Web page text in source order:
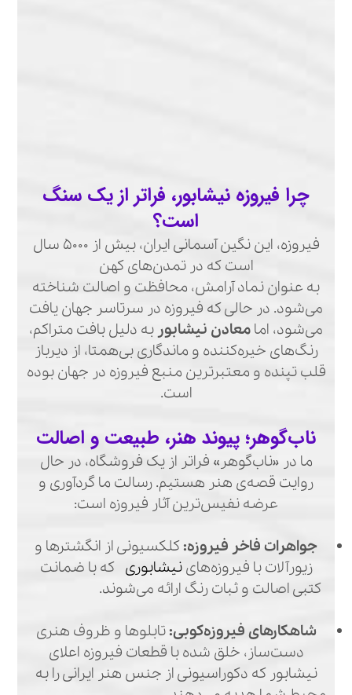
چرا فیروزه نیشابور، فراتر از یک سنگ
است؟
فیروزه، این نگین آسمانی ایران، بیش از ۵۰۰۰ سال
است که در تمدن‌های کهن
به عنوان نماد آرامش، محافظت و اصالت شناخته
می‌شود. در حالی که فیروزه در سرتاسر جهان یافت
می‌شود، امامعادن نیشابوربه دلیل بافت متراکم،
رنگ‌های خیره‌کننده و ماندگاری بی‌همتا، از دیرباز
قلب تپنده و معتبرترین منبع فیروزه در جهان بوده
است.
ناب‌گوهر؛ پیوند هنر، طبیعت و اصالت
ما در «ناب‌گوهر» فراتر از یک فروشگاه، در حال
روایت قصه‌ی هنر هستیم. رسالت ما گردآوری و
عرضه نفیس‌ترین آثار فیروزه است:
جواهرات فاخر فیروزه:کلکسیونی از انگشترها و
زیورآلات با فیروزه‌هاینیشابوری که با ضمانت
کتبی اصالت و ثبات رنگ ارائه می‌شوند.
شاهکارهای فیروزه‌کوبی:تابلوها و ظروف هنری
دست‌ساز، خلق شده با قطعات فیروزه اعلای
نیشابور که دکوراسیونی از جنس هنر ایرانی را به